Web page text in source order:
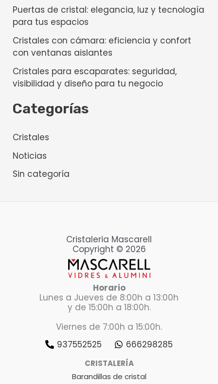
Puertas de cristal: elegancia, luz y tecnología
para tus espacios
Cristales con cámara: eficiencia y confort
con ventanas aislantes
Cristales para escaparates: seguridad,
visibilidad y diseño para tu negocio
Categorías
Cristales
Noticias
Sin categoría
Cristaleria Mascarell
Copyright © 2026
Horario
Lunes a Jueves de 8:00h a 13:00h
y de 15:00h a 18:00h.
Viernes de 7:00h a 15:00h.
937552525
666298285
CRISTALERÍA
Barandillas de cristal